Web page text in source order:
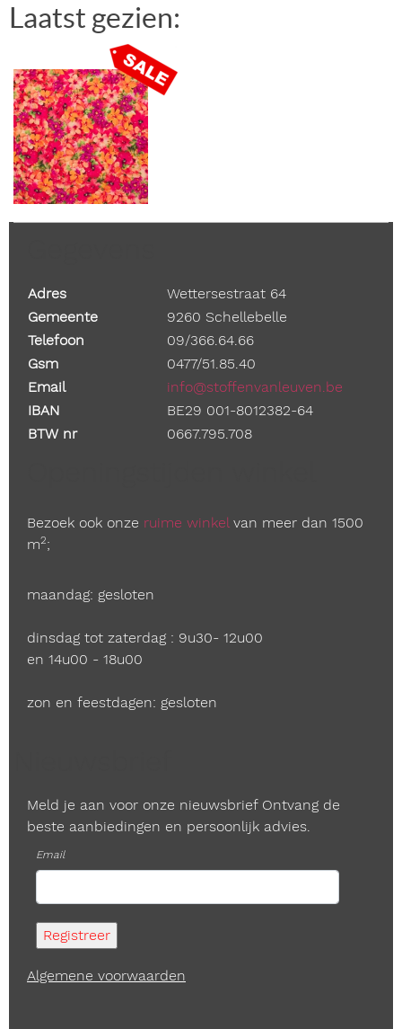
Laatst gezien:
Adres
Wettersestraat 64
Gemeente
9260 Schellebelle
Telefoon
09/366.64.66
Gsm
0477/51.85.40
Email
info@stoffenvanleuven.be
IBAN
BE29 001-8012382-64
BTW nr
0667.795.708
Bezoek ook onze ruime winkel van meer dan 1500
m2;
maandag: gesloten
dinsdag tot zaterdag : 9u30- 12u00
en 14u00 - 18u00
zon en feestdagen: gesloten
Meld je aan voor onze nieuwsbrief Ontvang de
beste aanbiedingen en persoonlijk advies.
Email
Algemene voorwaarden